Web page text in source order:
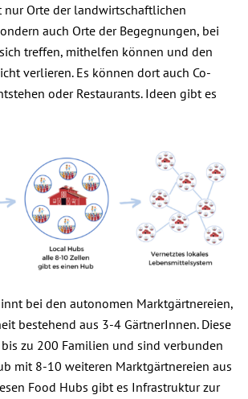
nur Orte der landwirtschaftlichen
auch Orte der Begegnungen, bei
treffen, mithelfen können und den
verlieren. Es können dort auch Co-
oder Restaurants. Ideen gibt es
bei den autonomen Marktgärtnereien,
bestehend aus 3-4 GärtnerInnen. Diese
zu 200 Familien und sind verbunden
mit 8-10 weiteren Marktgärtnereien aus
Food Hubs gibt es Infrastruktur zur